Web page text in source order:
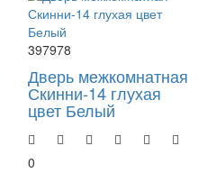
397978
Дверь межкомнатная
Скинни-14 глухая
цвет Белый
0